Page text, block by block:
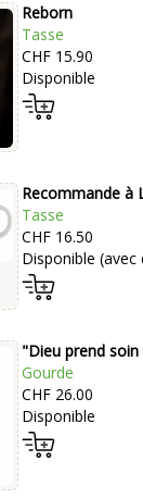
Reborn
Tasse
CHF 15.90
Disponible
Recommande à
Tasse
CHF 16.50
Disponible (avec
"Dieu prend
Gourde
CHF 26.00
Disponible